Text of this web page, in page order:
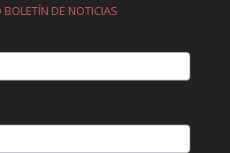
DE NOTICIAS